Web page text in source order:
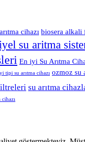
cihazı biosera alkali
su aritma
En iyi Su Arıtma
tipi su arıtma cihazı ozmoz su
su arıtma